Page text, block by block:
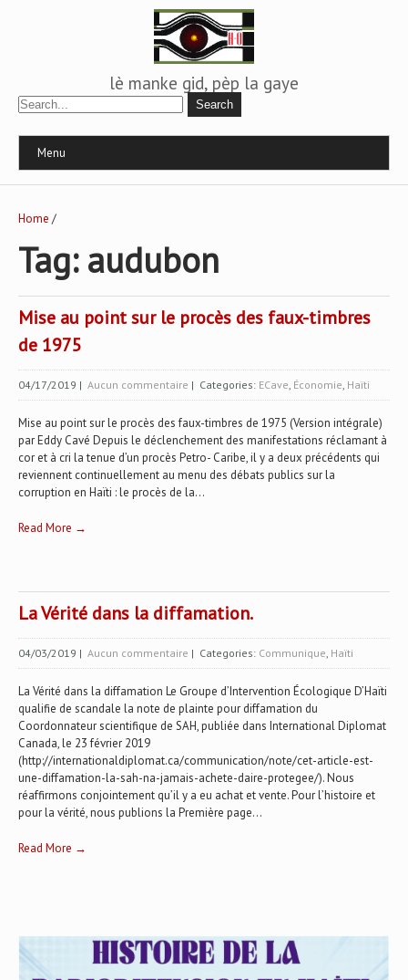
lè manke gid, pèp la gaye
Menu
Home /
Tag: audubon
Mise au point sur le procès des faux-timbres
de 1975
04/17/2019 | Aucun commentaire | Categories: ECave, Économie, Haïti
Mise au point sur le procès des faux-timbres de 1975 (Version intégrale)
par Eddy Cavé Depuis le déclenchement des manifestations réclamant à
cor et à cri la tenue d’un procès Petro- Caribe, il y a deux précédents qui
reviennent continuellement au menu des débats publics sur la
corruption en Haïti : le procès de la...
Read More →
La Vérité dans la diffamation.
04/03/2019 | Aucun commentaire | Categories: Communique, Haïti
La Vérité dans la diffamation Le Groupe d’Intervention Écologique D’Haïti
qualifie de scandale la note de plainte pour diffamation du
Coordonnateur scientifique de SAH, publiée dans International Diplomat
Canada, le 23 février 2019
(http://internationaldiplomat.ca/communication/note/cet-article-est-
une-diffamation-la-sah-na-jamais-achete-daire-protegee/). Nous
réaffirmons conjointement qu’il y a eu achat et vente. Pour l’histoire et
pour la vérité, nous publions la Première page...
Read More →